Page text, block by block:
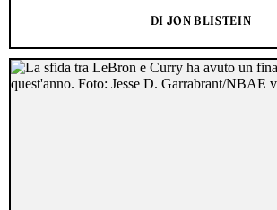
DI JON BLISTEIN